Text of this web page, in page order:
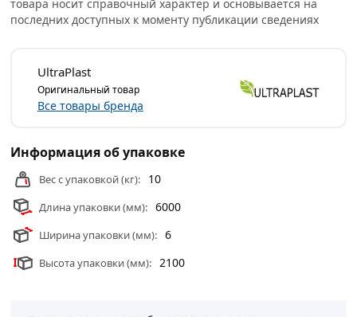
Представляет собой полые панели имеющие
внутренние ребра жесткости, которые ориентированы в
отмечена сторона с УФ защитой.
Предназначен для облицовки зданий и сооружений;
счет способности гнуться листы могут использоваться
для обшивки криволинейных конструкций.
сотовый UltraPlast 6000х2100х6 мм прозрачный из
категорииПоликарбонат действительны в Москве и
товара носит справочный характер и основывается на
последних доступных к моменту публикации сведениях
UltraPlast
Оригинальный товар
Все товары бренда
Информация об упаковке
Вес с упаковкой (кг): 10
Длина упаковки (мм): 6000
Ширина упаковки (мм): 6
Высота упаковки (мм): 2100